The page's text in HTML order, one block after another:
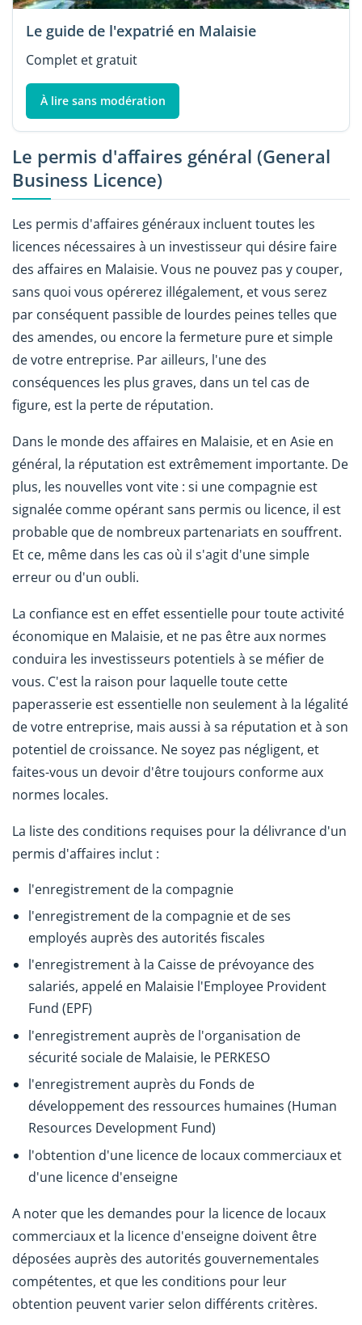
Le guide de l'expatrié en Malaisie
Complet et gratuit
À lire sans modération
Le permis d'affaires général (General
Business Licence)
Les permis d'affaires généraux incluent toutes les
licences nécessaires à un investisseur qui désire faire
des affaires en Malaisie. Vous ne pouvez pas y couper,
sans quoi vous opérerez illégalement, et vous serez
par conséquent passible de lourdes peines telles que
des amendes, ou encore la fermeture pure et simple
de votre entreprise. Par ailleurs, l'une des
conséquences les plus graves, dans un tel cas de
figure, est la perte de réputation.
Dans le monde des affaires en Malaisie, et en Asie en
général, la réputation est extrêmement importante. De
plus, les nouvelles vont vite : si une compagnie est
signalée comme opérant sans permis ou licence, il est
probable que de nombreux partenariats en souffrent.
Et ce, même dans les cas où il s'agit d'une simple
erreur ou d'un oubli.
La confiance est en effet essentielle pour toute activité
économique en Malaisie, et ne pas être aux normes
conduira les investisseurs potentiels à se méfier de
vous. C'est la raison pour laquelle toute cette
paperasserie est essentielle non seulement à la légalité
de votre entreprise, mais aussi à sa réputation et à son
potentiel de croissance. Ne soyez pas négligent, et
faites-vous un devoir d'être toujours conforme aux
normes locales.
La liste des conditions requises pour la délivrance d'un
permis d'affaires inclut :
l'enregistrement de la compagnie
l'enregistrement de la compagnie et de ses
employés auprès des autorités fiscales
l'enregistrement à la Caisse de prévoyance des
salariés, appelé en Malaisie l'Employee Provident
Fund (EPF)
l'enregistrement auprès de l'organisation de
sécurité sociale de Malaisie, le PERKESO
l'enregistrement auprès du Fonds de
développement des ressources humaines (Human
Resources Development Fund)
l'obtention d'une licence de locaux commerciaux et
d'une licence d'enseigne
A noter que les demandes pour la licence de locaux
commerciaux et la licence d'enseigne doivent être
déposées auprès des autorités gouvernementales
compétentes, et que les conditions pour leur
obtention peuvent varier selon différents critères.